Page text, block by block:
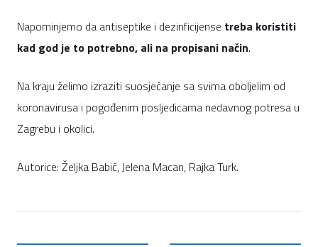
Napominjemo da antiseptike i dezinficijense treba koristiti
kad god je to potrebno, ali na propisani način.
Na kraju želimo izraziti suosjećanje sa svima oboljelim od
koronavirusa i pogođenim posljedicama nedavnog potresa u
Zagrebu i okolici.
Autorice: Željka Babić, Jelena Macan, Rajka Turk.